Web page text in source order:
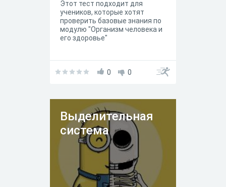
Этот тест подходит для
учеников, которые хотят
проверить базовые знания по
модулю "Организм человека и
его здоровье"
0 0
Выделительная
система